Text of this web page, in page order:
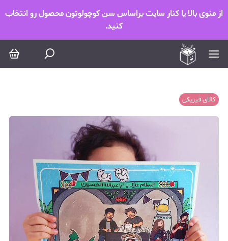
از منوی بالا یا کنار سایت براساس سن کوچولوتون محصول رو انتخاب
کنید.
کالای فیزیکی